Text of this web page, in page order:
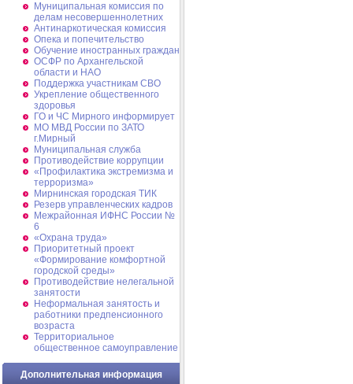
Муниципальная комиссия по
делам несовершеннолетних
Антинаркотическая комиссия
Опека и попечительство
Обучение иностранных граждан
ОСФР по Архангельской
области и НАО
Поддержка участникам СВО
Укрепление общественного
здоровья
ГО и ЧС Мирного информирует
МО МВД России по ЗАТО
г.Мирный
Муниципальная cлужба
Противодействие коррупции
«Профилактика экстремизма и
терроризма»
Мирнинская городская ТИК
Резерв управленческих кадров
Межрайонная ИФНС России №
6
«Охрана труда»
Приоритетный проект
«Формирование комфортной
городской среды»
Противодействие нелегальной
занятости
Неформальная занятость и
работники предпенсионного
возраста
Территориальное
общественное самоуправление
Дополнительная информация